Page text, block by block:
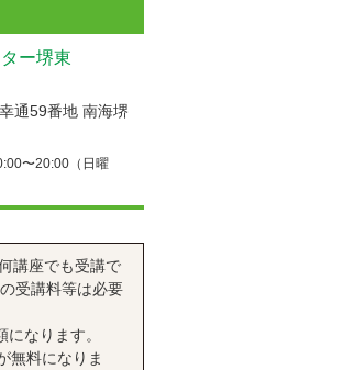
ー堺東
通59番地 南海堺
〜20:00（日曜
講座でも受講で
受講料等は必要
なります。
無料になりま